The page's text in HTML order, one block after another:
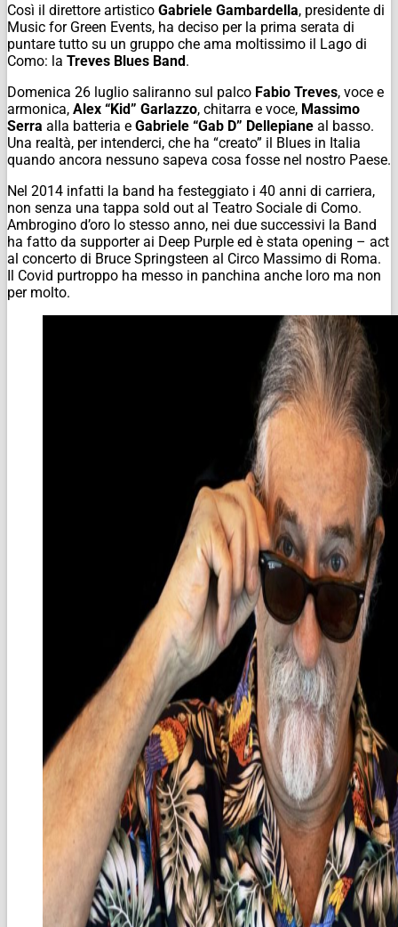
Così il direttore artistico Gabriele Gambardella, presidente di
Music for Green Events, ha deciso per la prima serata di
puntare tutto su un gruppo che ama moltissimo il Lago di
Como: la Treves Blues Band.
Domenica 26 luglio saliranno sul palco Fabio Treves, voce e
armonica, Alex “Kid” Garlazzo, chitarra e voce, Massimo
Serra alla batteria e Gabriele “Gab D” Dellepiane al basso.
Una realtà, per intenderci, che ha “creato” il Blues in Italia
quando ancora nessuno sapeva cosa fosse nel nostro Paese.
Nel 2014 infatti la band ha festeggiato i 40 anni di carriera,
non senza una tappa sold out al Teatro Sociale di Como.
Ambrogino d’oro lo stesso anno, nei due successivi la Band
ha fatto da supporter ai Deep Purple ed è stata opening – act
al concerto di Bruce Springsteen al Circo Massimo di Roma.
Il Covid purtroppo ha messo in panchina anche loro ma non
per molto.